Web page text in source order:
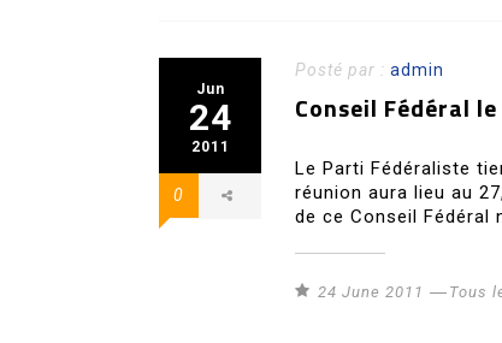
Jun
24
2011
0
Posté par : admin
Conseil Fédéral
Le Parti Fédéraliste
réunion aura lieu au
de ce Conseil Fédéral
24 June 2011 Tous